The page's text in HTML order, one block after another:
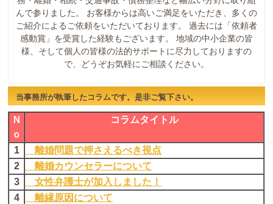
んで参りました。 お客様からは高いご満足をいただき、多くの
ご紹介によるご依頼をいただいております。 過去には「依頼者
感動賞」を受賞した経験もございます。 地域の中小企業の皆
様、そして個人の皆様の法的サポートに尽力しておりますの
で、どうぞお気軽にご相談ください。
当事務所が執筆したコラムです。是非ご覧下さい。
Ｎ
ｏ
コラムタイトル
1
離婚問題で押さえるべき視点
2
離婚カウンセラーについて
3
女性弁護士が加入しました！
4
離縁原因について